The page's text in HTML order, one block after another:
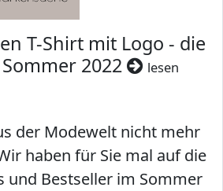
T-Shirt mit Logo - die
2022
lesen
der Modewelt nicht mehr
haben für Sie mal auf die
und Bestseller im Sommer